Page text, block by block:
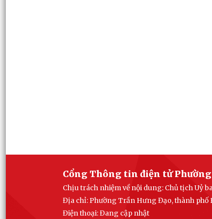
Cổng Thông tin điện tử
Chịu trách nhiệm về nội dung: Chủ tịch Uỷ
Địa chỉ: Phường Trần Hưng Đạo, thành phố
Điện thoại: Đang cập nhật